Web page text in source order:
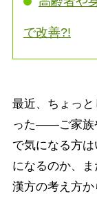
で改善?!
最近、ちょっ
った――ご家族
で気になる方
になるのか、
漢方の考え方か